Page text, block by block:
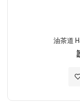
油茶道